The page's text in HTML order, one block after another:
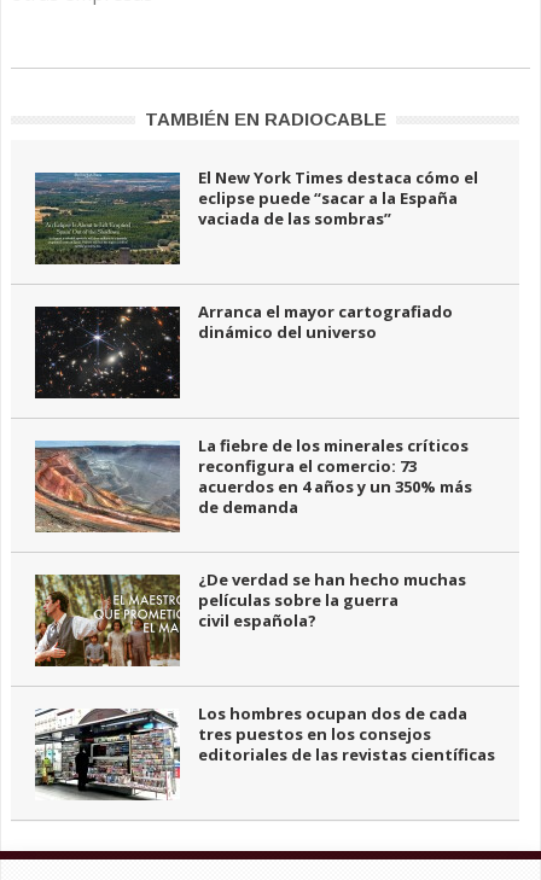
TAMBIÉN EN RADIOCABLE
El New York Times destaca cómo el
eclipse puede “sacar a la España
vaciada de las sombras”
Arranca el mayor cartografiado
dinámico del universo
La fiebre de los minerales críticos
reconfigura el comercio: 73
acuerdos en 4 años y un 350% más
de demanda
¿De verdad se han hecho muchas
películas sobre la guerra
civil española?
Los hombres ocupan dos de cada
tres puestos en los consejos
editoriales de las revistas científicas